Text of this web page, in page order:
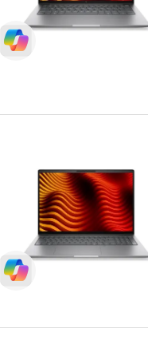
Dotykové
Ešte pohodlnejšie
Ak Vám vyhovuje práca s